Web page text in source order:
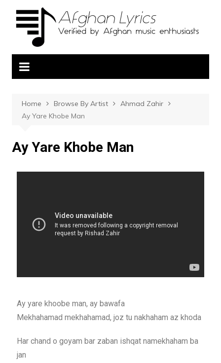
Home Browse By Artist
Ahmad Zahir
Ay Yare Khobe Man
Ay Yare Khobe Man
Ay yare khoobe man, ay bawafa
Mekhahamad mekhahamad, joz tu nakhaham az khoda
Har chand o goyam bar zaban ishqat namekhaham ba
jan